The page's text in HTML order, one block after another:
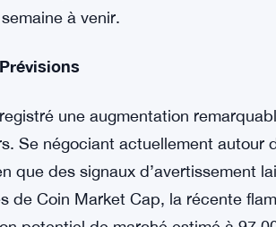
à venir.
une augmentation
Se négociant actuellement autour
que des signaux d’avertissement
de Coin Market Cap, la récente